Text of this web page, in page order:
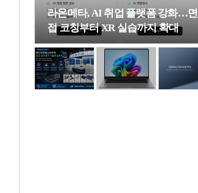
라온메타, AI 취업 플랫폼 강화…면
접 코칭부터 XR 실습까지 확대